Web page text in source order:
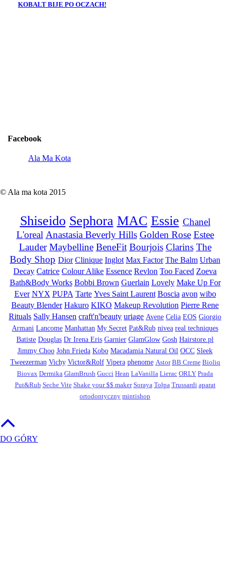
KOBALT BIJE PO OCZACH!
Facebook
Ala Ma Kota
© Ala ma kota 2015
Shiseido Sephora MAC Essie Chanel
L'oreal Anastasia Beverly Hills Golden Rose Estee
Lauder Maybelline BeneFit Bourjois Clarins The
Body Shop Dior Clinique Inglot Max Factor The Balm Urban
Decay Catrice Colour Alike Essence Revlon Too Faced Zoeva
Bath&Body Works Bobbi Brown Guerlain Lovely Make Up For
Ever NYX PUPA Tarte Yves Saint Laurent Boscia avon wibo
Beauty Blender Hakuro KIKO Makeup Revolution Pierre Rene
Rituals Sally Hansen craft'n'beauty uriage Avene Celia EOS Giorgio
Armani Lancome Manhattan My Secret Pat&Rub nivea real techniques
Batiste Douglas Dr Irena Eris Garnier GlamGlow Gosh Hairstore.pl
Jimmy Choo John Frieda Kobo Macadamia Natural Oil OCC Sleek
Tweezerman Vichy Victor&Rolf Vipera phenome Astor BB Creme Bioliq
Biovax Dermika GlamBrush Gucci Hean LaVanilla Lierac ORLY Prada
Put&Rub Seche Vite Shake your $$ maker Soraya Tołpa Trussardi aparat
ortodontyczny mintishop
DO GÓRY